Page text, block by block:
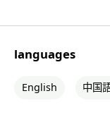
languages
English 中国